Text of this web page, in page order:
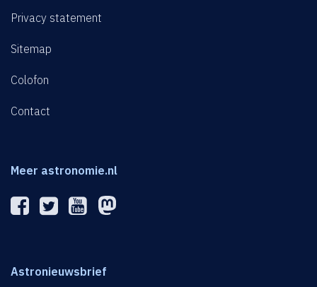
Privacy statement
Sitemap
Colofon
Contact
Meer astronomie.nl
Astronieuwsbrief